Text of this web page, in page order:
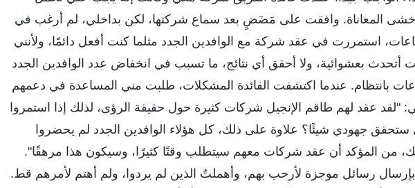
أخشى المعاناة. وافقت على مَضَضٍ بعد سماع شركتها، لكن بداخلي، لم أرغب في
استمررت في عقد شركة مع الوافدين الجدد مثلما كنت أفعل دائمًا، ولأنني
أتحدث بعشوائية، ولا أحقق أي نتائج، ما تسبب في انخفاض عدد الوافدين الجدد
بانتظام. عندما اكتشفت القائدة المشكلات، طلبت مني المساعدة في دعمهم
"لقد عقد لهم طاقم الإنجيل شركات كثيرة حول حقيقة الرؤى، لذلك إذا استمروا
جهودي شيئًا؟ علاوة على ذلك، كل هؤلاء الوافدين الجدد لم يحضروا
من المؤكد أن عقد شركات معهم سيتطلب وقتًا كثيرًا، وسيكون هذا مرهقًا".
بإرسال رسائل موجزة لأرحب بهم، وأهملتُ الذين لم يردوا، ولم أهتم لأمرهم قط.